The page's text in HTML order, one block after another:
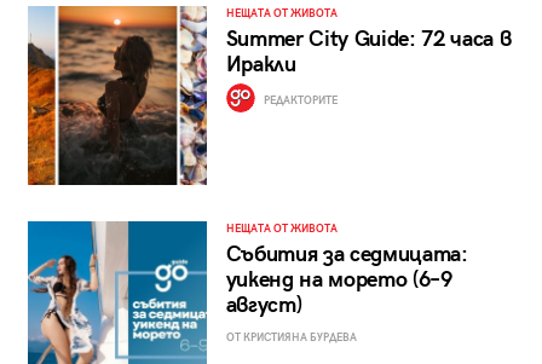
НЕЩАТА ОТ ЖИВОТА
Summer City Guide: 72 часа в
Иракли
РЕДАКТОРИТЕ
НЕЩАТА ОТ ЖИВОТА
Събития за седмицата:
уикенд на морето (6–9
август)
ОТ КРИСТИЯНА БУРДЕВА